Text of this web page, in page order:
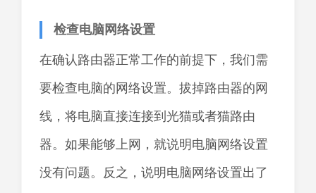
检查电脑网络设置
在确认路由器正常工作的前提下，我们需
要检查电脑的网络设置。拔掉路由器的网
线，将电脑直接连接到光猫或者猫路由
器。如果能够上网，就说明电脑网络设置
没有问题。反之，说明电脑网络设置出了